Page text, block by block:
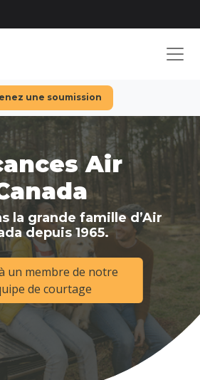
une soumission
Air
la grande famille d’Air
depuis 1965.
un membre de notre
de courtage